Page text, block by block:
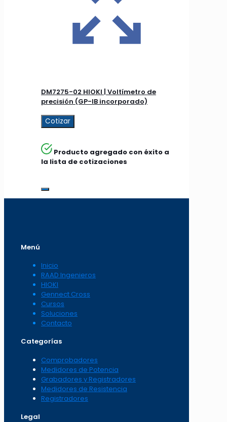
DM7275-02 HIOKI | Voltímetro de
precisión (GP-IB incorporado)
Cotizar
Producto agregado con éxito a
la lista de cotizaciones
Menú
Inicio
RAAD Ingenieros
HIOKI
Gennect Cross
Cursos
Soluciones
Contacto
Categorías
Comprobadores
Medidores de Potencia
Grabadores y Registradores
Medidores de Resistencia
Registradores
Legal